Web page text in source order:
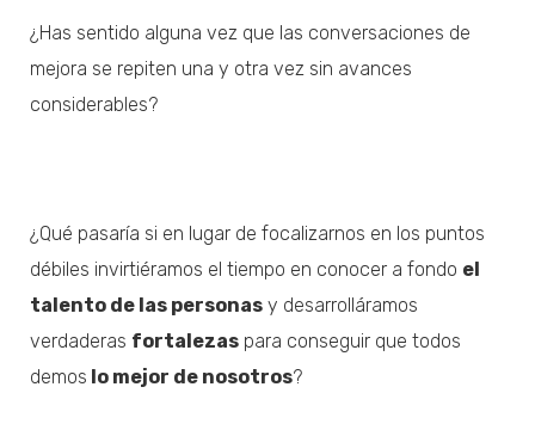
¿Has sentido alguna vez que las conversaciones de
mejora se repiten una y otra vez sin avances
considerables?
¿Qué pasaría si en lugar de focalizarnos en los puntos
débiles invirtiéramos el tiempo en conocer a fondo el
talento de las personas y desarrolláramos
verdaderas fortalezas para conseguir que todos
demos lo mejor de nosotros?